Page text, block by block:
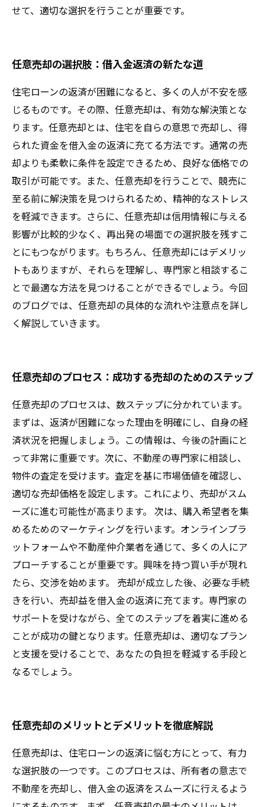
せて、適切な選択を行うことが重要です。
任意売却の選択肢：借入金返済の新たな道
住宅ローンの返済が困難になると、多くの人が不安を感
じるものです。その際、任意売却は、有効な解決策とな
ります。任意売却とは、住宅を自らの意思で売却し、得
られた資金を借入金の返済に充てる方法です。通常の売
却よりも柔軟に条件を設定できるため、良好な価格での
取引が可能です。また、任意売却を行うことで、競売に
至る前に解決策を見つけられるため、精神的なストレス
を軽減できます。さらに、任意売却は信用情報に与える
影響が比較的少なく、再出発の場面での選択肢を残すこ
とにもつながります。もちろん、任意売却にはデメリッ
トもありますが、それらを理解し、専門家と相談するこ
とで最適な方法を見つけることができるでしょう。今回
のブログでは、任意売却の具体的な流れや注意点を詳し
く解説していきます。
任意売却のプロセス：成功する売却のためのステップ
任意売却のプロセスは、数ステップに分かれています。
まずは、返済が困難になった理由を明確にし、自身の経
済状況を把握しましょう。この情報は、今後の計画にと
って非常に重要です。次に、不動産の専門家に相談し、
物件の査定を受けます。査定を基に市場価値を確認し、
適切な売却価格を設定します。これにより、売却がスム
ーズに進む可能性が高まります。 次は、購入希望者を集
めるためのマーケティングを行います。オンラインプラ
ットフォームや不動産仲介業者を通じて、多くの人にア
プローチすることが重要です。興味を持つ買い手が現れ
たら、交渉を始めます。 売却が成立した後、必要な手続
きを行い、売却益を借入金の返済に充てます。専門家の
サポートを受けながら、全てのステップを着実に進める
ことが成功の鍵となります。任意売却は、適切なプラン
と支援を受けることで、あなたの負担を軽減する手段と
なるでしょう。
任意売却のメリットとデメリットを徹底解説
任意売却は、住宅ローンの返済に悩む方にとって、有力
な選択肢の一つです。このプロセスは、所有者の意志で
不動産を売却し、借入金の返済をスムーズに行えるよう